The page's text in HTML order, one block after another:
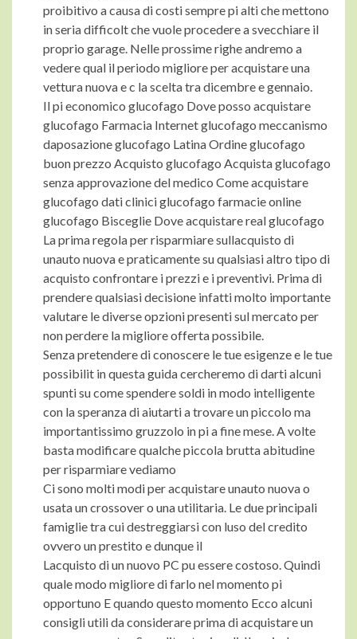
proibitivo a causa di costi sempre pi alti che mettono
in seria difficolt che vuole procedere a svecchiare il
proprio garage. Nelle prossime righe andremo a
vedere qual il periodo migliore per acquistare una
vettura nuova e c la scelta tra dicembre e gennaio.
Il pi economico glucofago Dove posso acquistare
glucofago Farmacia Internet glucofago meccanismo
daposazione glucofago Latina Ordine glucofago
buon prezzo Acquisto glucofago Acquista glucofago
senza approvazione del medico Come acquistare
glucofago dati clinici glucofago farmacie online
glucofago Bisceglie Dove acquistare real glucofago
La prima regola per risparmiare sullacquisto di
unauto nuova e praticamente su qualsiasi altro tipo di
acquisto confrontare i prezzi e i preventivi. Prima di
prendere qualsiasi decisione infatti molto importante
valutare le diverse opzioni presenti sul mercato per
non perdere la migliore offerta possibile.
Senza pretendere di conoscere le tue esigenze e le tue
possibilit in questa guida cercheremo di darti alcuni
spunti su come spendere soldi in modo intelligente
con la speranza di aiutarti a trovare un piccolo ma
importantissimo gruzzolo in pi a fine mese. A volte
basta modificare qualche piccola brutta abitudine
per risparmiare vediamo
Ci sono molti modi per acquistare unauto nuova o
usata un crossover o una utilitaria. Le due principali
famiglie tra cui destreggiarsi con luso del credito
ovvero un prestito e dunque il
Lacquisto di un nuovo PC pu essere costoso. Quindi
quale modo migliore di farlo nel momento pi
opportuno E quando questo momento Ecco alcuni
consigli utili da considerare prima di acquistare un